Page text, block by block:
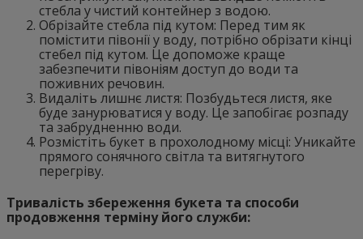
стебла у чистий контейнер з водою.
Обрізайте стебла під кутом: Перед тим як
помістити півонії у воду, потрібно обрізати кінці
стебел під кутом. Це допоможе краще
забезпечити півоніям доступ до води та
поживних речовин.
Видаліть лишнє листя: Позбудьтеся листя, яке
буде занурюватися у воду. Це запобігає розпаду
та забрудненню води.
Розмістіть букет в прохолодному місці: Уникайте
прямого сонячного світла та витягнутого
перегріву.
Тривалість збереження букета та способи
продовження терміну його служби: